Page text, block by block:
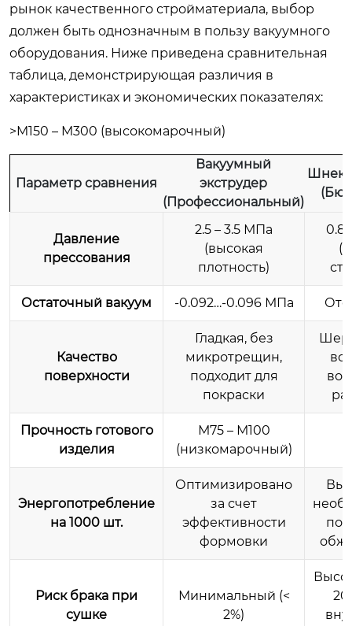
рынок качественного стройматериала, выбор
должен быть однозначным в пользу вакуумного
оборудования. Ниже приведена сравнительная
таблица, демонстрирующая различия в
характеристиках и экономических показателях:
>M150 – M300 (высокомарочный)
Параметр сравнения
Вакуумный
экструдер
(Профессиональный)
Давление
прессования
2.5 – 3.5 МПа
(высокая
плотность)
0.8
Остаточный вакуум -0.092…-0.096 МПа
Качество
поверхности
Гладкая, без
микротрещин,
подходит для
покраски
Прочность готового
изделия
М75 – М100
(низкомарочный)
Энергопотребление
на 1000 шт.
Оптимизировано
за счет
эффективности
формовки
Риск брака при
сушке
Минимальный (<
2%)